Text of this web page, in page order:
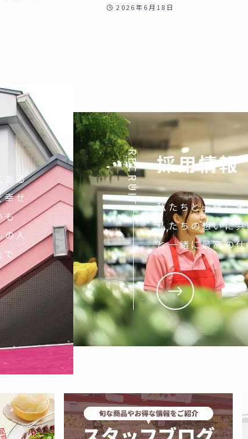
2026年6月18日
ある
せ
も
人
RECRUIT 採用情報
私たちと一緒に末
私たちの想いに
と一緒に最高の